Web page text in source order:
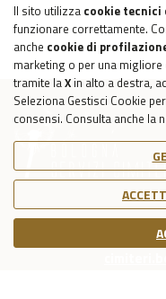
Il sito utilizza cookie tecnici
funzionare correttamente.
anche cookie di
marketing o per una migliore
tramite laX in alto a destra,
Seleziona Gestisci Cookie
consensi. Consulta anche la